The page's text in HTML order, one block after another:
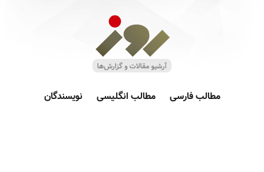
مطالب فارسی مطالب انگلیسی نویسندگان